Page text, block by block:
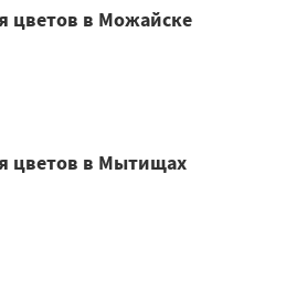
цветов в Можайске
цветов в Мытищах